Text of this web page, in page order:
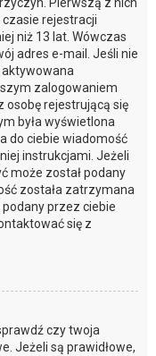
czasie rejestracji
niż 13 lat. Wówczas
adres e-mail. Jeśli nie
aktywowana
zalogowaniem
rejestrującą się
była wyświetlona
do ciebie wiadomość
instrukcjami. Jeżeli
może został podany
została zatrzymana
przez ciebie
się z
czy twoja
Jeżeli są prawidłowe,